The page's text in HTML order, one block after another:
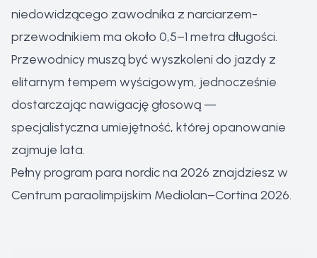
niedowidzącego zawodnika z narciarzem-
przewodnikiem ma około 0,5–1 metra długości.
Przewodnicy muszą być wyszkoleni do jazdy z
elitarnym tempem wyścigowym, jednocześnie
dostarczając nawigację głosową —
specjalistyczna umiejętność, której opanowanie
zajmuje lata.
Pełny program para nordic na 2026 znajdziesz w
Centrum paraolimpijskim Mediolan–Cortina 2026.